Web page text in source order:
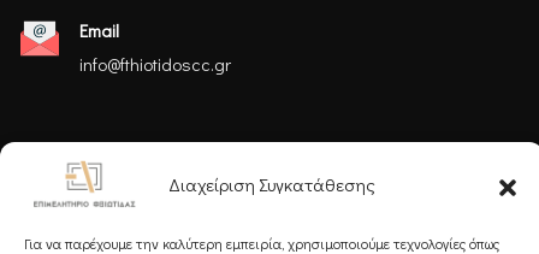
Διαχείριση Συγκατάθεσης
Για να παρέχουμε την καλύτερη εμπειρία, χρησιμοποιούμε τεχνολογίες όπως
Email
info@fthiotidoscc.gr
Ακολουθήστε μας